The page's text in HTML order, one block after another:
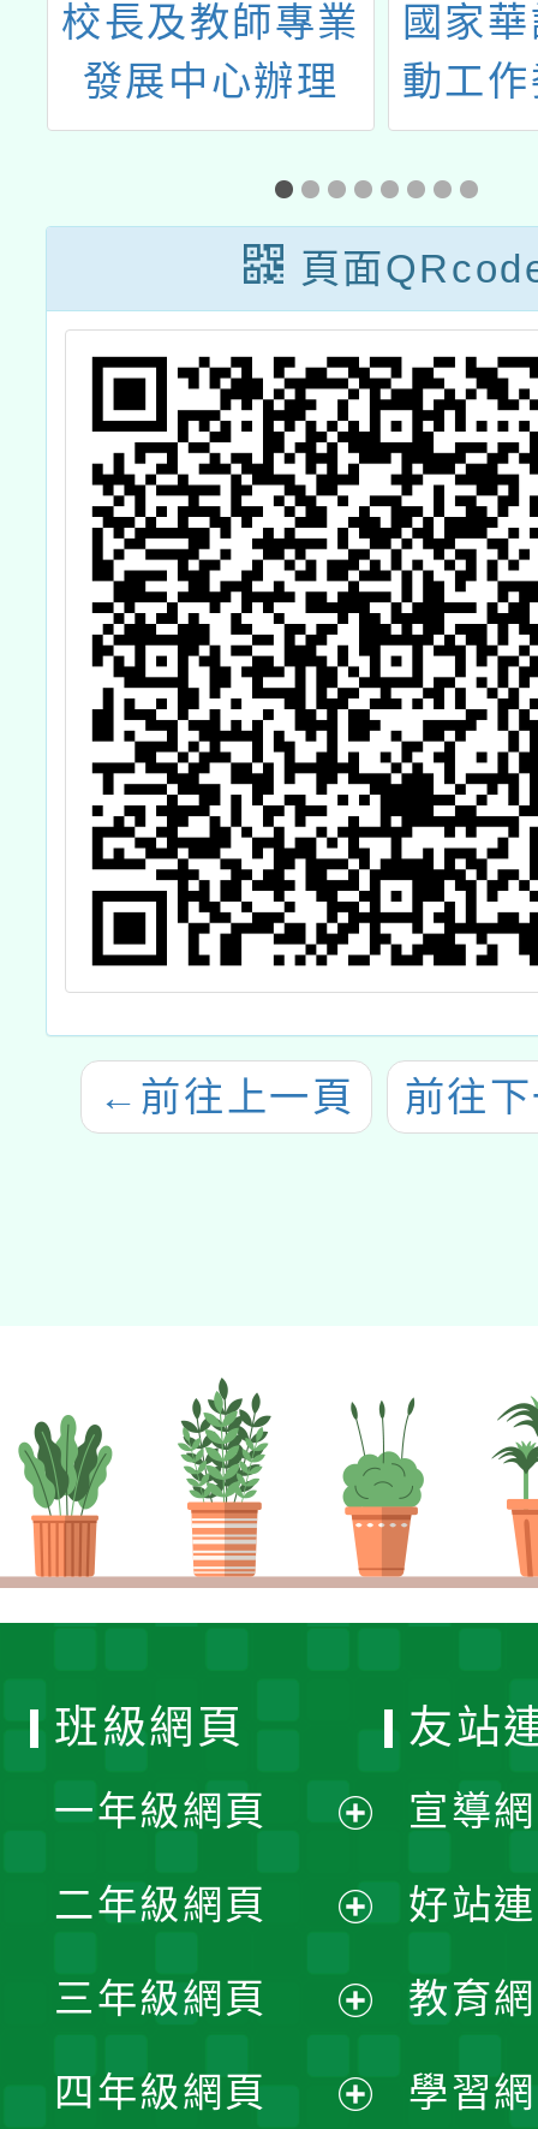
校長及教師專業
發展中心辦理
「教學輔導教師
儲訓研習」
國家
動工
理「
測驗」
正式
頁面
← 前往上一頁 前往
班級網頁
一年級網頁
開
選
單
二年級網頁
開
選
三年級網頁
四年級網頁
友站
宣導
好站
教育
學習